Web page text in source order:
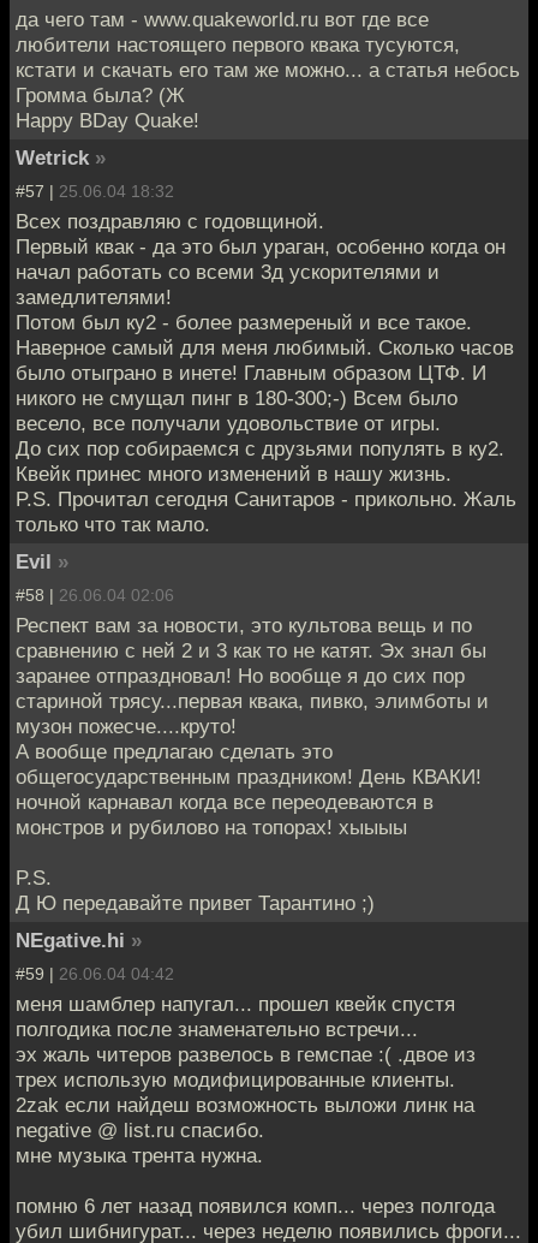
да чего там - www.quakeworld.ru вот где все
любители настоящего первого квака тусуются,
кстати и скачать его там же можно... а статья небось
Громма была? (Ж
Happy BDay Quake!
Wetrick »
#57 | 25.06.04 18:32
Всех поздравляю с годовщиной.
Первый квак - да это был ураган, особенно когда он
начал работать со всеми 3д ускорителями и
замедлителями!
Потом был ку2 - более размереный и все такое.
Наверное самый для меня любимый. Сколько часов
было отыграно в инете! Главным образом ЦТФ. И
никого не смущал пинг в 180-300;-) Всем было
весело, все получали удовольствие от игры.
До сих пор собираемся с друзьями популять в ку2.
Квейк принес много изменений в нашу жизнь.
P.S. Прочитал сегодня Санитаров - прикольно. Жаль
только что так мало.
Evil »
#58 | 26.06.04 02:06
Респект вам за новости, это культова вещь и по
сравнению с ней 2 и 3 как то не катят. Эх знал бы
заранее отпраздновал! Но вообще я до сих пор
стариной трясу...первая квака, пивко, элимботы и
музон пожесче....круто!
А вообще предлагаю сделать это
общегосударственным праздником! День КВАКИ!
ночной карнавал когда все переодеваются в
монстров и рубилово на топорах! хыыыы
P.S.
Д Ю передавайте привет Тарантино ;)
NEgative.hi »
#59 | 26.06.04 04:42
меня шамблер напугал... прошел квейк спустя
полгодика после знаменательно встречи...
эх жаль читеров развелось в гемспае :( .двое из
трех использую модифицированные клиенты.
2zak если найдеш возможность выложи линк на
negative @ list.ru спасибо.
мне музыка трента нужна.
помню 6 лет назад появился комп... через полгода
убил шибнигурат... через неделю появились фроги...